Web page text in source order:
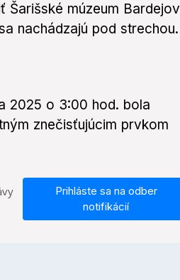
múzeum Bardejov
nachádzajú pod strechou.
2025 o 3:00 hod. bola
znečisťujúcim prvkom
Prihláste sa na odber
notifikácií